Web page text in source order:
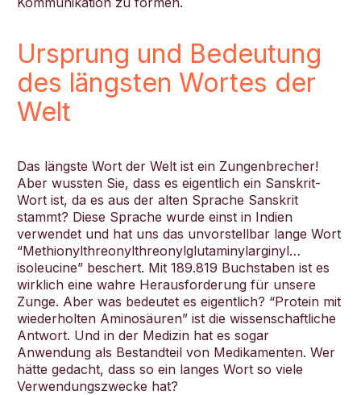
Ursprung und Bedeutung
des längsten Wortes der
Welt
Das längste Wort der Welt ist ein Zungenbrecher!
Aber wussten Sie, dass es eigentlich ein Sanskrit-
Wort ist, da es aus der alten Sprache Sanskrit
stammt? Diese Sprache wurde einst in Indien
verwendet und hat uns das unvorstellbar lange Wort
“Methionylthreonylthreonylglutaminylarginyl…
isoleucine” beschert. Mit 189.819 Buchstaben ist es
wirklich eine wahre Herausforderung für unsere
Zunge. Aber was bedeutet es eigentlich? “Protein mit
wiederholten Aminosäuren” ist die wissenschaftliche
Antwort. Und in der Medizin hat es sogar
Anwendung als Bestandteil von Medikamenten. Wer
hätte gedacht, dass so ein langes Wort so viele
Verwendungszwecke hat?